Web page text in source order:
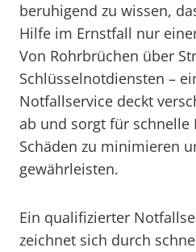
beruhigend zu wissen,
Hilfe im Ernstfall nur
Von Rohrbrüchen über
Schlüsselnotdiensten –
Notfallservice deckt
ab und sorgt für schnelle
Schäden zu minimieren
gewährleisten.
Ein qualifizierter
zeichnet sich durch